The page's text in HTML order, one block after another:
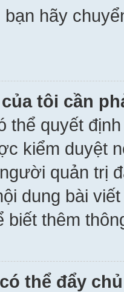
hãy
tôi cần
thể quyết
kiểm duyệt
quản trị
dung bài
biết thêm
thể đẩy